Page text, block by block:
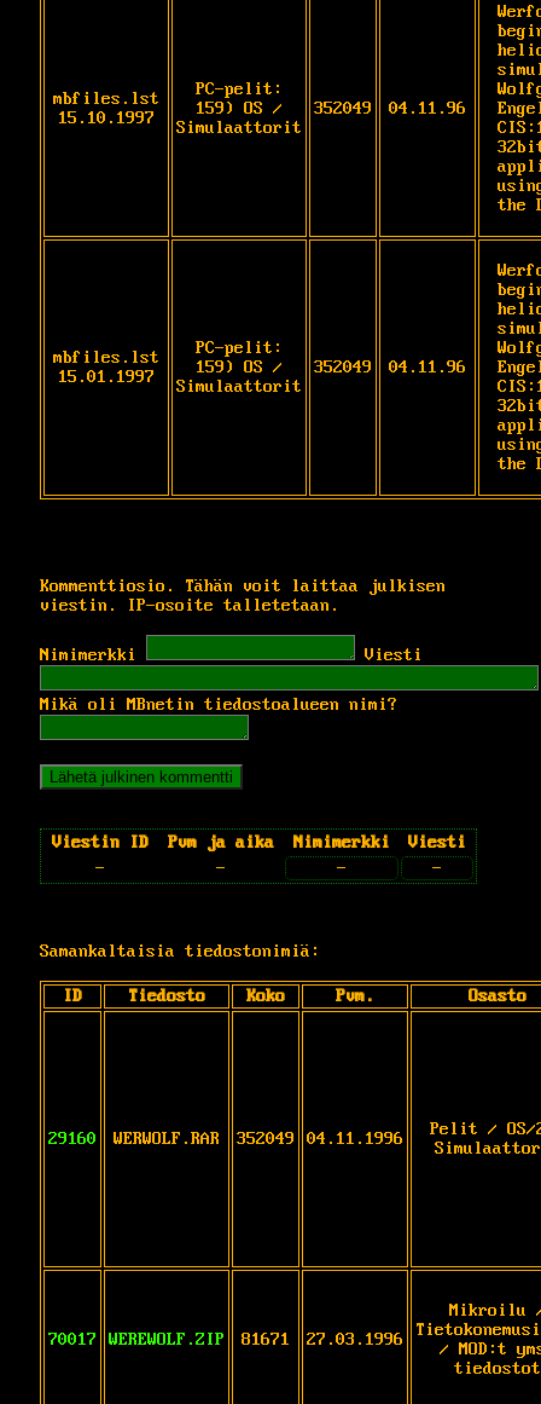
mbfiles.lst
15.10.1997
PC-pelit:
159) OS /
Simulaattorit
352049 04.11.96
the
mbfiles.lst
15.01.1997
PC-pelit:
159) OS /
Simulaattorit
352049 04.11.96
the
Kommenttiosio. Tähän voit laittaa julkisen
viestin. IP-osoite talletetaan.
Nimimerkki Viesti
Mikä oli MBnetin tiedostoalueen nimi?
Viestin ID Pvm ja aika Nimimerkki
Viesti
-
- - -
Samankaltaisia tiedostonimiä:
ID Tiedosto Koko Pvm. Osasto
29160 WERWOLF.RAR 352049 04.11.1996
Pelit /
70017 WEREWOLF.ZIP 81671 27.03.1996
Mikroilu
/ MOD:t
tiedostot